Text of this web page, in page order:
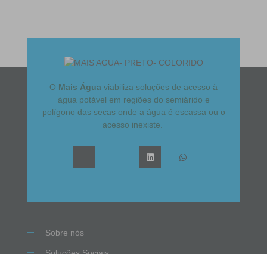
O Mais Água viabiliza soluções de acesso à
água potável em regiões do semiárido e
polígono das secas onde a água é escassa ou o
acesso inexiste.
Sobre nós